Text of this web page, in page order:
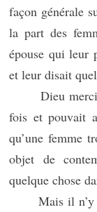
façon générale
la part des
épouse qui leur
et leur disait
Dieu merci,
fois et pouvait
qu’une femme
objet de
quelque chose
Mais il n’y